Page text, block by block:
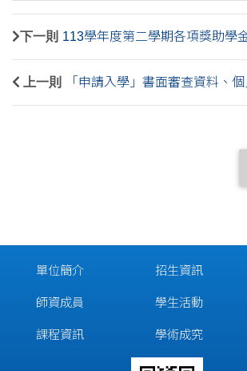
下一則 113學年度第二學期各項獎助學
上一則 「申請入學」書面審查資料、
單位簡介
師資成員
課程資訊
招生資訊
學生活動
學術成究